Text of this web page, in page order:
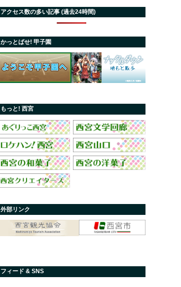
アクセス数の多い記事 (過去24時間)
かっとばせ! 甲子園
もっと! 西宮
外部リンク
フィード & SNS